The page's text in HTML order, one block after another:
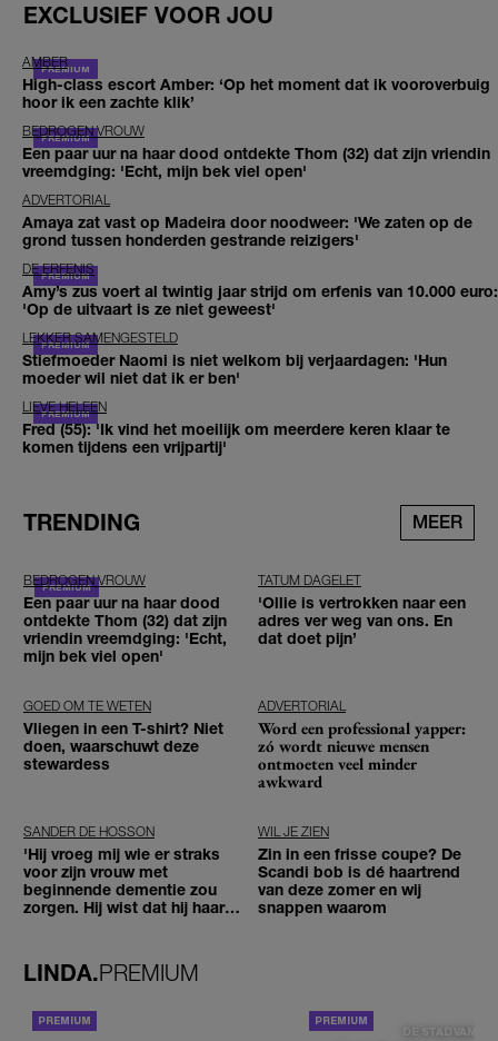
EXCLUSIEF VOOR JOU
AMBER
High-class escort Amber: ‘Op het moment dat ik vooroverbuig
hoor ik een zachte klik’
BEDROGEN VROUW
Een paar uur na haar dood ontdekte Thom (32) dat zijn vriendin
vreemdging: 'Echt, mijn bek viel open'
ADVERTORIAL
Amaya zat vast op Madeira door noodweer: 'We zaten op de
grond tussen honderden gestrande reizigers'
DE ERFENIS
Amy’s zus voert al twintig jaar strijd om erfenis van 10.000 euro:
'Op de uitvaart is ze niet geweest'
LEKKER SAMENGESTELD
Stiefmoeder Naomi is niet welkom bij verjaardagen: 'Hun
moeder wil niet dat ik er ben'
LIEVE HELEEN
Fred (55): 'Ik vind het moeilijk om meerdere keren klaar te
komen tijdens een vrijpartij'
TRENDING MEER
BEDROGEN VROUW
Een paar uur na haar dood
ontdekte Thom (32) dat zijn
vriendin vreemdging: 'Echt,
mijn bek viel open'
TATUM DAGELET
'Ollie is vertrokken naar een
adres ver weg van ons. En
dat doet pijn’
GOED OM TE WETEN
Vliegen in een T-shirt? Niet
doen, waarschuwt deze
stewardess
ADVERTORIAL
Word een professional yapper:
zó wordt nieuwe mensen
ontmoeten veel minder
awkward
SANDER DE HOSSON
'Hij vroeg mij wie er straks
voor zijn vrouw met
beginnende dementie zou
zorgen. Hij wist dat hij haar
WIL JE ZIEN
Zin in een frisse coupe? De
Scandi bob is dé haartrend
van deze zomer en wij
snappen waarom
LINDA.PREMIUM
DE STAD VAN